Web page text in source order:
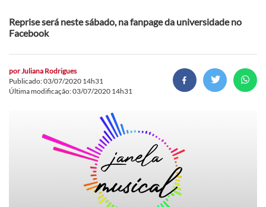
Reprise será neste sábado, na fanpage da universidade no
Facebook
porJuliana Rodrigues
Publicado: 03/07/2020 14h31
Última modificação: 03/07/2020 14h31